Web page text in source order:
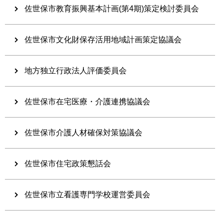
佐世保市教育振興基本計画(第4期)策定検討委員会
佐世保市文化財保存活用地域計画策定協議会
地方独立行政法人評価委員会
佐世保市在宅医療・介護連携協議会
佐世保市介護人材確保対策協議会
佐世保市住宅政策懇話会
佐世保市立看護専門学校運営委員会